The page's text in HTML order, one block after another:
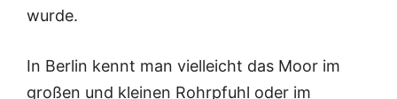
wurde.
In Berlin kennt man vielleicht das Moor im
großen und kleinen Rohrpfuhl oder im